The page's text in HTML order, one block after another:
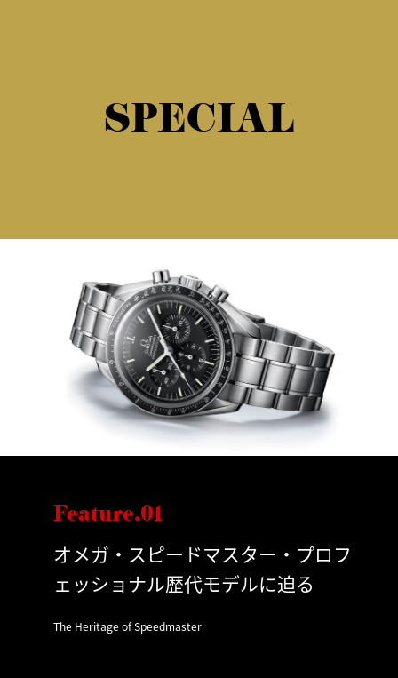
SPECIAL
Feature.01
オメガ・スピードマスター・プロフ
ェッショナル歴代モデルに迫る
The Heritage of Speedmaster